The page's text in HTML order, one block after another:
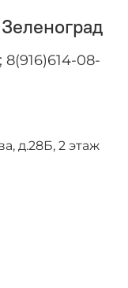
08-
д.28Б, 2 этаж